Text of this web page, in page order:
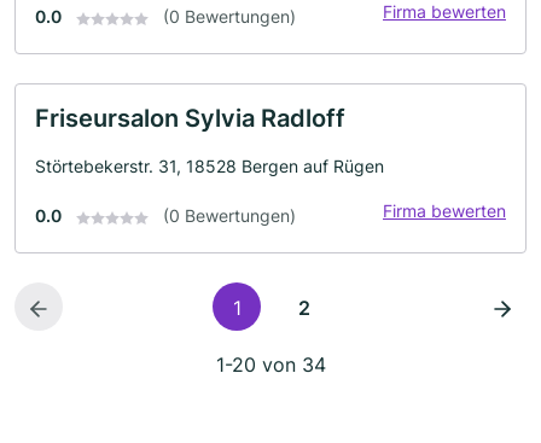
0.0 (0 Bewertungen) Firma bewerten
Friseursalon Sylvia Radloff
Störtebekerstr. 31, 18528 Bergen auf Rügen
0.0 (0 Bewertungen) Firma bewerten
1 2
1-20 von 34